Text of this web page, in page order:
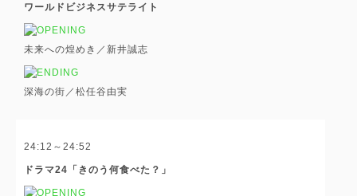
ワールドビジネスサテライト
未来への煌めき／新井誠志
深海の街／松任谷由実
24:12～24:52
ドラマ24「きのう何食べた？」